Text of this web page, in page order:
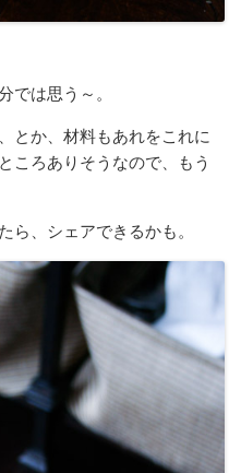
では思う～。
とか、材料もあれをこれに
ころありそうなので、もう
ら、シェアできるかも。